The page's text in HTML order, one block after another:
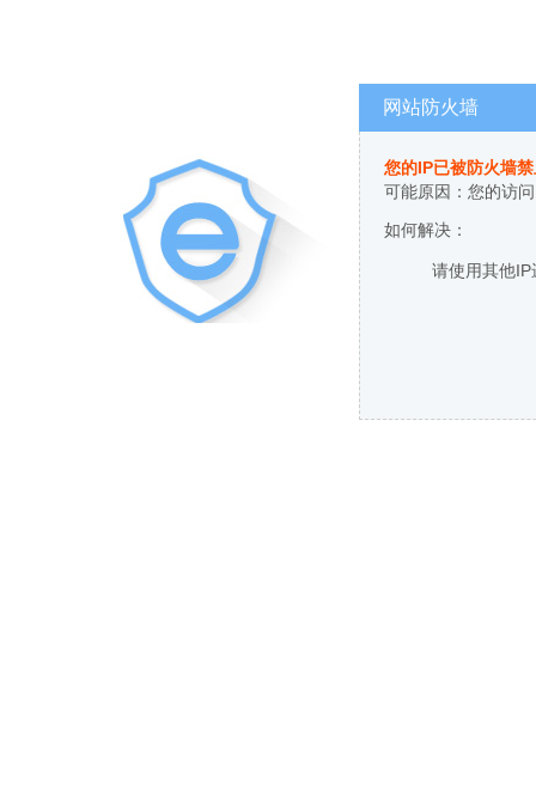
网站防火墙
您的IP已被防火墙
可能原因：您的访
如何解决：
请使用其他